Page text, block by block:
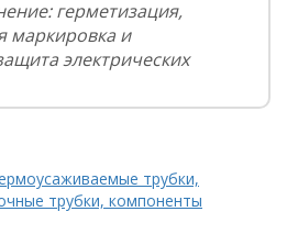
герметизация,
маркировка и
электрических
трубки,
трубки, компоненты